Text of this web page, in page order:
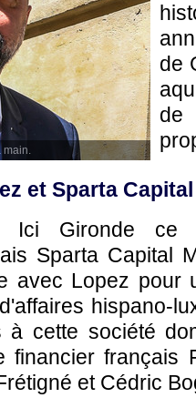
main.
de
et Sparta
Ici Gironde ce
Sparta Capital
avec Lopez pour
hispano-
à cette société
financier français
et Cédric